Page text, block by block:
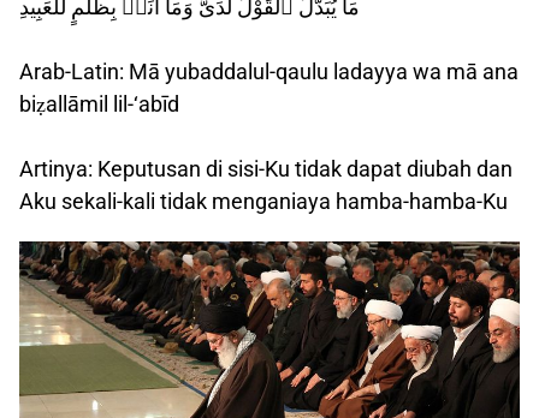
مَا يُبَدَّلُ ٱلْقَوْلُ لَدَىَّ وَمَآ أَنَا۠ بِظَلَّٰمٍ لِّلْعَبِيدِ
Arab-Latin: Mā yubaddalul-qaulu ladayya wa mā ana
biẓallāmil lil-‘abīd
Artinya: Keputusan di sisi-Ku tidak dapat diubah dan
Aku sekali-kali tidak menganiaya hamba-hamba-Ku